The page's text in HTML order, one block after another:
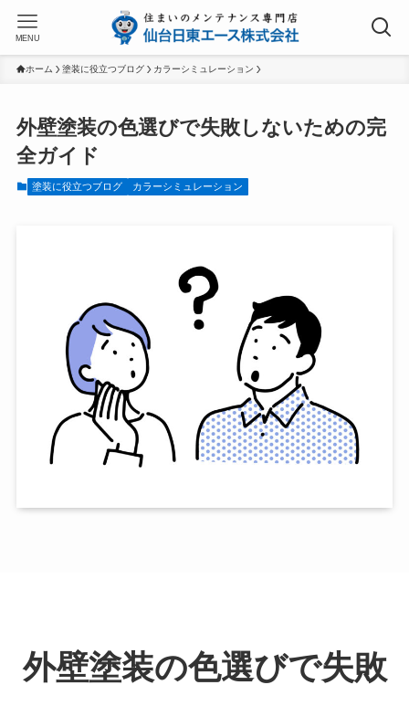
MENU
ホーム 塗装に役立つブログ カラーシミュレーション
外壁塗装の色選びで失敗しないための完
全ガイド
塗装に役立つブログ カラーシミュレーション
外壁塗装の色選びで失敗